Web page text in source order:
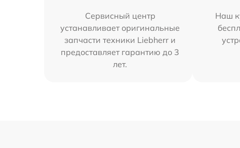
Сервисный центр
устанавливает оригинальные
запчасти техники Liebherr и
предоставляет гарантию до 3
лет.
Наш